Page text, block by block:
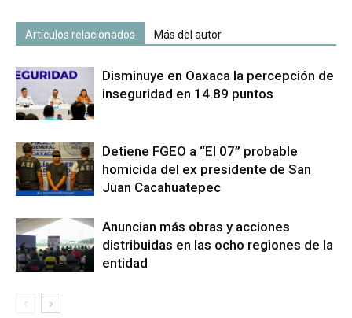
Artículos relacionados Más del autor
Disminuye en Oaxaca la percepción de
inseguridad en 14.89 puntos
Detiene FGEO a “El 07” probable
homicida del ex presidente de San
Juan Cacahuatepec
Anuncian más obras y acciones
distribuidas en las ocho regiones de la
entidad